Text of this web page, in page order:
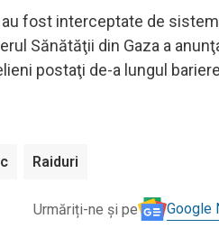
fost interceptate de
Sănătăţii din Gaza a
postaţi de-a lungul
Raiduri
Urmăriți-ne și pe Google